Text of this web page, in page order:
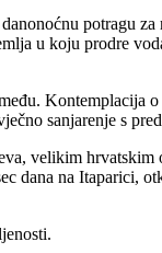
potragu
u koju prodre
Kontemplacija
sanjarenje s
velikim
dana na Itaparici,